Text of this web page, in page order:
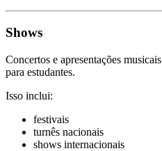
Shows
Concertos e apresentações
para estudantes.
Isso inclui:
festivais
turnês nacionais
shows internacionais